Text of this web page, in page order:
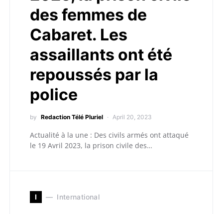
des femmes de
Cabaret. Les
assaillants ont été
repoussés par la
police
by Redaction Télé Pluriel April 20, 2023
Actualité à la une : Des civils armés ont attaqué
le 19 Avril 2023, la prison civile des…
I International